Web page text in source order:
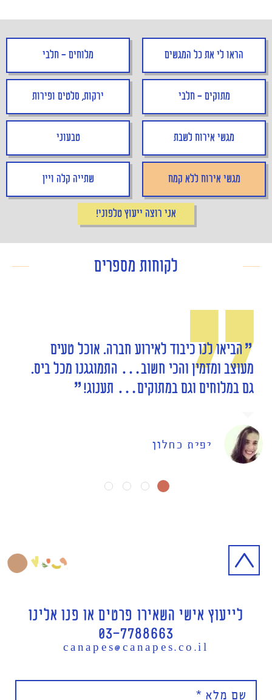
הראו לי את כל המגשים מלוחים - חלבי
מתוקים - חלבי ירקות, סלטים ופירות
מגשי אירוח לשבת טבעוני
מגשי אירוח ללא קמח שתייה קלה ויין
אני רוצה ייעוץ טלפוני!
לקוחות מספרים
הביאו לנו כיבוד לאירוע חברה. אוכל טעים
מעוצב ומזמין והכי חשוב… התמוגגנו מכל ביס.
גם במלוחים וגם במתוקים… תענוג!
יפית כחלון
לייעוץ אישי השאירו פרטים או פנו אלינו
03-7788663
canapes@canapes.co.il